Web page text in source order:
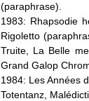
(paraphrase).
1983: Rhapsodie
Rigoletto
Truite, La Belle
Grand Galop
1984: Les Années
Totentanz,